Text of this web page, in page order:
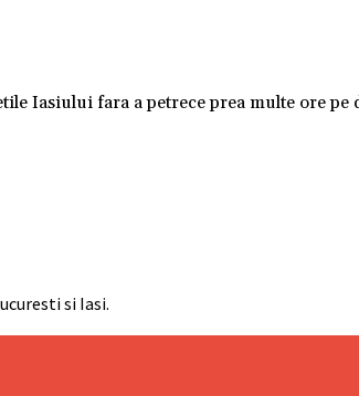
Iasiului fara a petrece prea multe ore pe
si Iasi.